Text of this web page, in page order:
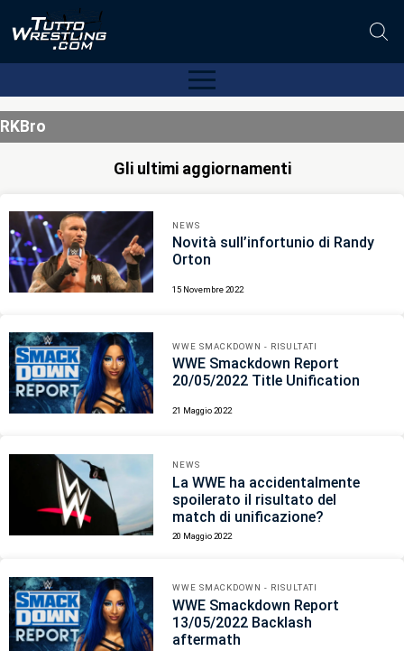
RKBro
Gli ultimi aggiornamenti
NEWS
Novità sull’infortunio di Randy
Orton
15 Novembre 2022
WWE SMACKDOWN - RISULTATI
WWE Smackdown Report
20/05/2022 Title Unification
21 Maggio 2022
NEWS
La WWE ha accidentalmente
spoilerato il risultato del
match di unificazione?
20 Maggio 2022
WWE SMACKDOWN - RISULTATI
WWE Smackdown Report
13/05/2022 Backlash
aftermath